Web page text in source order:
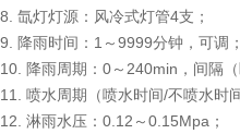
8. 氙灯灯源：风冷式灯管4支；
9. 降雨时间：1～9999分钟，可调；
10. 降雨周期：0～240min，间隔（
11. 喷水周期（喷水时间/不喷水时
12. 淋雨水压：0.12～0.15Mpa；